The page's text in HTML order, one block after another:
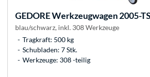
GEDOREWerkzeugwagen 2005-
blau/schwarz, inkl. 308 Werkzeuge
Tragkraft: 500 kg
Schubladen: 7 Stk.
Werkzeuge: 308 -teilig